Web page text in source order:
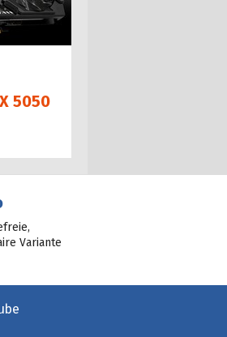
5050
Variante